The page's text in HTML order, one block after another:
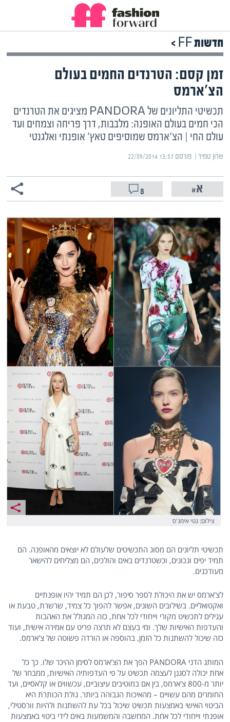
חדשות FF >
זמן קסם: הטרנדים החמים בעולם
הצ'ארמס
תכשיטי התליונים של PANDORA מציגים את הטרנדים
הכי חמים בעולם האופנה: מלבבות, דרך פריחה וצמחים ועד
עולם החי | הצ'ארמס שמוסיפים טאץ' אופנתי ואלגנטי
שרון טמיר | ‏פורסם ‎22/09/2014 13:57
8
צילום: גטי אימג'ס
תכשיטי תליונים הם מסוג התכשיטים שלעולם לא יוצאים מהאופנה. הם
תמיד יפים ונכונים, וכשטרנדים באים והולכים, הם מצליחים להישאר
מעודכנים.
לצ'ארמס יש את היכולת לספר סיפור, לכן הם תמיד יהיו אופנתיים
ואקטואליים. בשילובים השונים, אפשר להפוך כל צמיד, שרשרת, טבעת או
עגילים לתכשיט מקורי וייחודי לכל אחת, כזה המגולל את האהבות
והעדפות האישיות שלך. ומי בעצם לא תרצה פריט עם אמירה אישית, ועוד
כזה שיכול להשתנות כל הזמן, בהוספה או הורדה פשוטה של צ'ארמס.
המותג הדני PANDORA הפך את הצ'ארמס לסימן ההיכר שלו. כך כל
אחת יכולה לסגנן לעצמה תכשיט על פי העדפותיה האישיות, ממבחר של
יותר מ-800 צ'ארמס, בין אם במוטיבים עיצוביים, עכשווים או קלאסיים, ועד
החומרים מהם עשויים – מהאיכות הגבוהה ביותר. גולת הכותרת היא
הביטוי האישי באמצעות תכשיט שיכול בכל עת להשתנות ולהיות וורסטילי,
אופנתי וייחודי לכל אחת. המחשבה והמשמעות באים לידי ביטוי באמצעות